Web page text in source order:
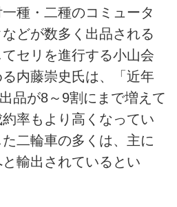
種・二種のコミュータ
どが数多く出品される
セリを進行する小山会
内藤崇史氏は、「近年
品が8～9割にまで増えて
率もより高くなってい
二輪車の多くは、主に
輸出されているとい